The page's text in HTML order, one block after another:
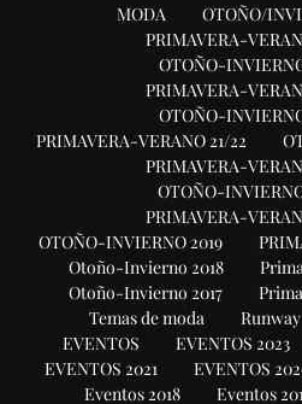
MODA
OTOÑO/
PRIMAVERA-
OTOÑO-
PRIMAVERA-
OTOÑO-
PRIMAVERA-VERANO 21/22
PRIMAVERA-
OTOÑO-
PRIMAVERA-
OTOÑO-INVIERNO 2019
Otoño-Invierno 2018
Otoño-Invierno 2017
Temas de moda
Runway
EVENTOS
EVENTOS 2023
EVENTOS 2021
EVENTOS
Eventos 2018
Eventos